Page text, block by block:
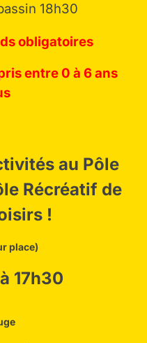
: Tir
Golf /
À partir de 6
ans
18h30
obligatoires
entre 0 à 6 ans
au Pôle
Récréatif de
!
place)
17h30